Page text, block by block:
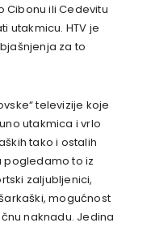
Cibonu ili Cedevitu
utakmicu. HTV je
za to
televizije koje
utakmica i vrlo
tako i ostalih
pogledamo to iz
zaljubljenici,
mogućnost
naknadu. Jedina